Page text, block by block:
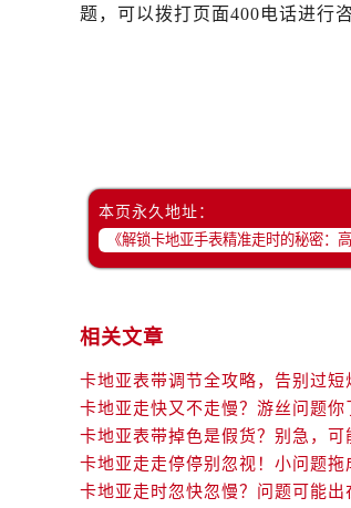
题，可以拨打页面400电话进行
本页永久地址：
相关文章
卡地亚表带调节全攻略，告别过短
卡地亚走快又不走慢？游丝问题你
卡地亚表带掉色是假货？别急，
卡地亚走走停停别忽视！小问题拖
卡地亚走时忽快忽慢？问题可能出